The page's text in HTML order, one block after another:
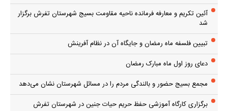
آئین تکریم و معارفه فرمانده ناحیه مقاومت بسیج شهرستان تفرش برگزار
شد
تبیین فلسفه ماه رمضان و جایگاه آن در نظام آفرینش
دعای روز اول ماه مبارک رمضان
مجمع بسیج حضور و بالندگی مردم را در مسائل شهرستان نشان می‌دهد
برگزاری کارگاه آموزشی حفظ حریم حیات جنین در شهرستان تفرش